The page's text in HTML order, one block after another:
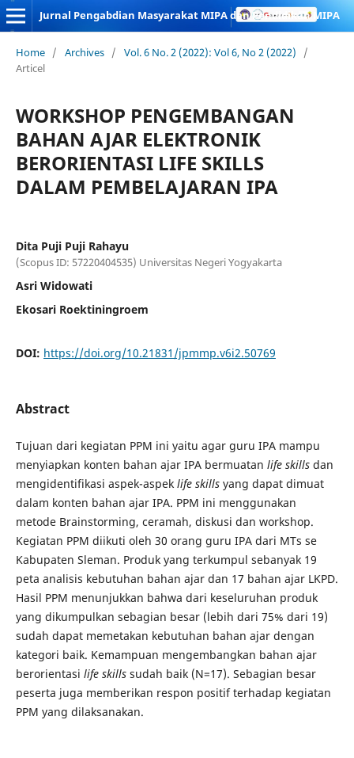
Jurnal Pengabdian Masyarakat MIPA dan Pendidikan MIPA
Home / Archives / Vol. 6 No. 2 (2022): Vol 6, No 2 (2022)
/
Articel
WORKSHOP PENGEMBANGAN
BAHAN AJAR ELEKTRONIK
BERORIENTASI LIFE SKILLS
DALAM PEMBELAJARAN IPA
Dita Puji Puji Rahayu
(Scopus ID: 57220404535) Universitas Negeri Yogyakarta
Asri Widowati
Ekosari Roektiningroem
DOI: https://doi.org/10.21831/jpmmp.v6i2.50769
Abstract
Tujuan dari kegiatan PPM ini yaitu agar guru IPA mampu
menyiapkan konten bahan ajar IPA bermuatan life skills dan
mengidentifikasi aspek-aspek life skills yang dapat dimuat
dalam konten bahan ajar IPA. PPM ini menggunakan
metode Brainstorming, ceramah, diskusi dan workshop.
Kegiatan PPM diikuti oleh 30 orang guru IPA dari MTs se
Kabupaten Sleman. Produk yang terkumpul sebanyak 19
peta analisis kebutuhan bahan ajar dan 17 bahan ajar LKPD.
Hasil PPM menunjukkan bahwa dari keseluruhan produk
yang dikumpulkan sebagian besar (lebih dari 75% dari 19)
sudah dapat memetakan kebutuhan bahan ajar dengan
kategori baik. Kemampuan mengembangkan bahan ajar
berorientasi life skills sudah baik (N=17). Sebagian besar
peserta juga memberikan respon positif terhadap kegiatan
PPM yang dilaksanakan.